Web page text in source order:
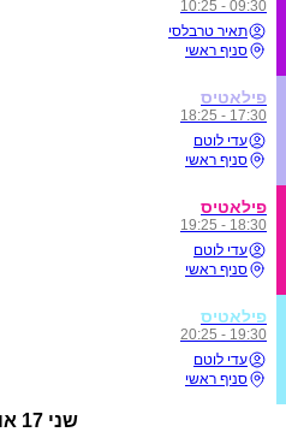
09:30 - 10:25
תאיר טרבלסי
סניף ראשי
פילאטיס
17:30 - 18:25
עדי לוטם
סניף ראשי
פילאטיס
18:30 - 19:25
עדי לוטם
סניף ראשי
פילאטיס
19:30 - 20:25
עדי לוטם
סניף ראשי
שני 17 אוגוסט